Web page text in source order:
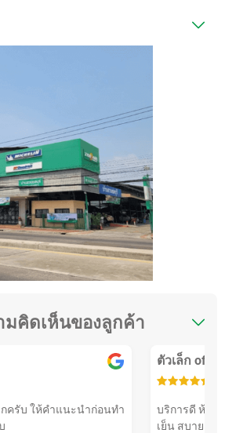
มคิดเห็นของลูกค้า
ครับ ให้คำแนะนำก่อนทำ
ตัวเล็ก
บริการดี ห้อง
เย็น สบาย ม